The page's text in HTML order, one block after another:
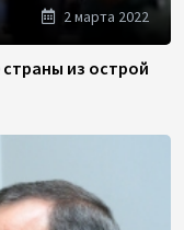
2 марта 2022
из острой